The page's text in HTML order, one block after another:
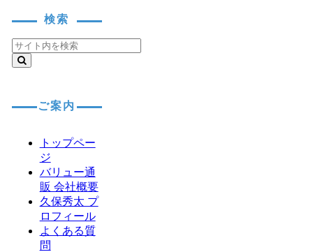
検索
ご案内
トップペー
ジ
バリュー通
販 会社概要
久保秀太 プ
ロフィール
よくある質
問